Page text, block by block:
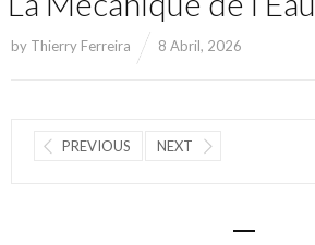
by Thierry Ferreira 8 Abril, 2026
PREVIOUS NEXT